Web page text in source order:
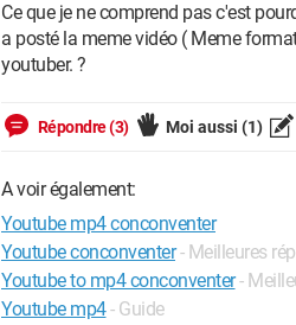
Ce que je ne comprend pas c'est
a posté la meme vidéo ( Meme
youtuber. ?
Répondre (3) Moi aussi (1)
A voir également:
Youtube mp4 conconventer
Youtube conconventer - Meilleures
Youtube to mp4 conconventer-
Youtube mp4- Guide